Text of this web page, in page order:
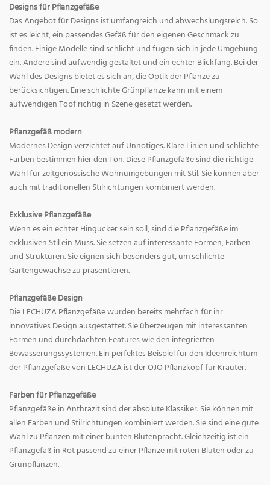
Designs für Pflanzgefäße
Das Angebot für Designs ist umfangreich und abwechslungsreich. So
ist es leicht, ein passendes Gefäß für den eigenen Geschmack zu
finden. Einige Modelle sind schlicht und fügen sich in jede Umgebung
ein. Andere sind aufwendig gestaltet und ein echter Blickfang. Bei der
Wahl des Designs bietet es sich an, die Optik der Pflanze zu
berücksichtigen. Eine schlichte Grünpflanze kann mit einem
aufwendigen Topf richtig in Szene gesetzt werden.
Pflanzgefäß modern
Modernes Design verzichtet auf Unnötiges. Klare Linien und schlichte
Farben bestimmen hier den Ton. Diese Pflanzgefäße sind die richtige
Wahl für zeitgenössische Wohnumgebungen mit Stil. Sie können aber
auch mit traditionellen Stilrichtungen kombiniert werden.
Exklusive Pflanzgefäße
Wenn es ein echter Hingucker sein soll, sind die Pflanzgefäße im
exklusiven Stil ein Muss. Sie setzen auf interessante Formen, Farben
und Strukturen. Sie eignen sich besonders gut, um schlichte
Gartengewächse zu präsentieren.
Pflanzgefäße Design
Die LECHUZA Pflanzgefäße wurden bereits mehrfach für ihr
innovatives Design ausgestattet. Sie überzeugen mit interessanten
Formen und durchdachten Features wie den integrierten
Bewässerungssystemen. Ein perfektes Beispiel für den Ideenreichtum
der Pflanzgefäße von LECHUZA ist der OJO Pflanzkopf für Kräuter.
Farben für Pflanzgefäße
Pflanzgefäße in Anthrazit sind der absolute Klassiker. Sie können mit
allen Farben und Stilrichtungen kombiniert werden. Sie sind eine gute
Wahl zu Pflanzen mit einer bunten Blütenpracht. Gleichzeitig ist ein
Pflanzgefäß in Rot passend zu einer Pflanze mit roten Blüten oder zu
Grünpflanzen.